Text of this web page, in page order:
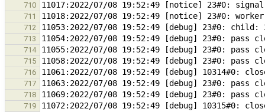
710
711
712
713
714
715
716
717
718
719